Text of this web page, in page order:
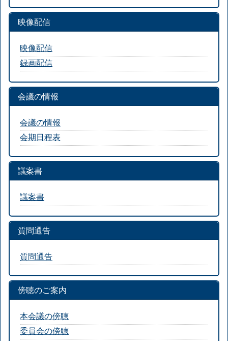
映像配信
映像配信
録画配信
会議の情報
会議の情報
会期日程表
議案書
議案書
質問通告
質問通告
傍聴のご案内
本会議の傍聴
委員会の傍聴